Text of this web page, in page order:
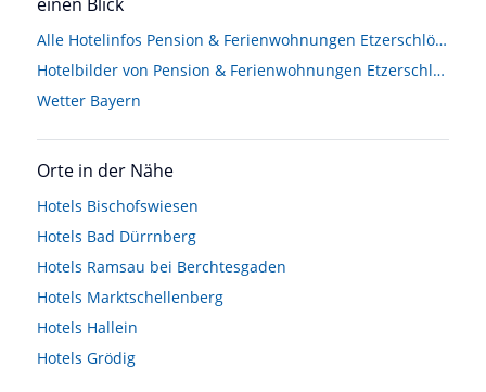
Alle Hotelinfos Pension & Ferienwohnungen Etzerschlössl
Hotelbilder von Pension & Ferienwohnungen Etzerschlössl
Wetter Bayern
Orte in der Nähe
Hotels Bischofswiesen
Hotels Bad Dürrnberg
Hotels Ramsau bei Berchtesgaden
Hotels Marktschellenberg
Hotels Hallein
Hotels Grödig